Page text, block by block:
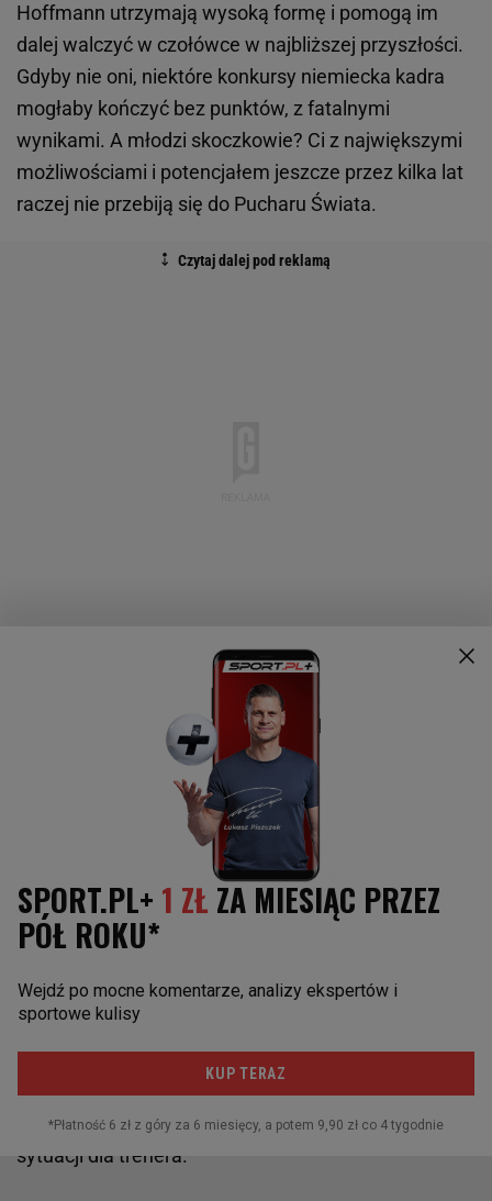
Hoffmann utrzymają wysoką formę i pomogą im
dalej walczyć w czołówce w najbliższej przyszłości.
Gdyby nie oni, niektóre konkursy niemiecka kadra
mogłaby kończyć bez punktów, z fatalnymi
wynikami. A młodzi skoczkowie? Ci z największymi
możliwościami i potencjałem jeszcze przez kilka lat
raczej nie przebiją się do Pucharu Świata.
- Opisałabym obecną kadrę Niemców jako dobry
mix: wieku i osobowości. Jestem ciekawa, co mogą
osiągnąć jako tak poukładany zespół. W odróżnieniu
od innych nacji, zwłaszcza Austrii, musimy przyznać,
że nie jesteśmy teraz w tak dobrym położeniu, jeśli
chodzi o młode talenty. Może także pełnię jakości,
jeśli spojrzymy na szerszy obraz, ogół niemieckich
skoków - zgadza się Selina.
Dlatego mówi się, że odchodzący z Niemiec
Horngacher jest trochę jak kapitan opuszczający
zdobieniami z najcenniejszych kruszców. Teraz ma
prawo poszukać innych wyzwań, a także lepszej
sytuacji dla trenera.